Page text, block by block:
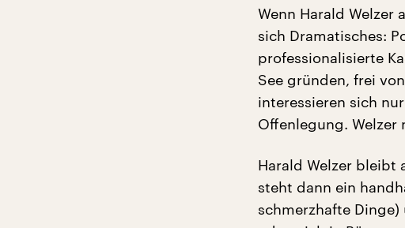
Wenn Harald Welzer
sich Dramatisches:
professionalisierte
See gründen, frei
interessieren sich
Offenlegung. Welzer
Harald Welzer bleibt
steht dann ein
schmerzhafte